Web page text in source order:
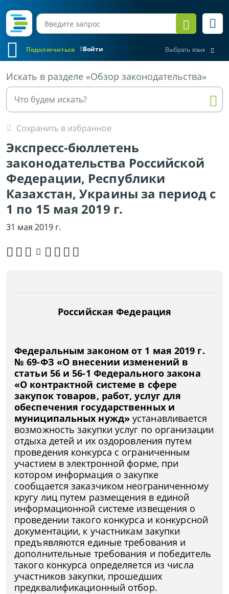
Войти
Подключиться Выбрать язык
Искать в разделе «Обзор законодательства»
Сохранить в избранное
Экспресс-бюллетень
законодательства Российской
Федерации, Республики
Казахстан, Украины за период с
1 по 15 мая 2019 г.
Все материалы
31 мая 2019 г.
Российская Федерация
Федеральным законом от 1 мая 2019 г.
№ 69-ФЗ «О внесении изменений в
статьи 56 и 56-1 Федерального закона
«О контрактной системе в сфере
закупок товаров, работ, услуг для
обеспечения государственных и
муниципальных нужд»устанавливается
возможность закупки услуг по организации
отдыха детей и их оздоровления путем
проведения конкурса с ограниченным
участием в электронной форме, при
котором информация о закупке
сообщается заказчиком неограниченному
кругу лиц путем размещения в единой
информационной системе извещения о
проведении такого конкурса и конкурсной
документации, к участникам закупки
предъявляются единые требования и
дополнительные требования и победитель
такого конкурса определяется из числа
участников закупки, прошедших
предквалификационный отбор.